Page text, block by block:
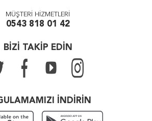
MÜŞTERİ HİZMETLERİ
0543 818 01 42
BİZİ TAKİP EDİN
İNDİRİN